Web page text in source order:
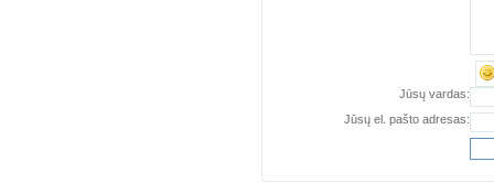
Jūsų vardas:
Jūsų el. pašto adresas: